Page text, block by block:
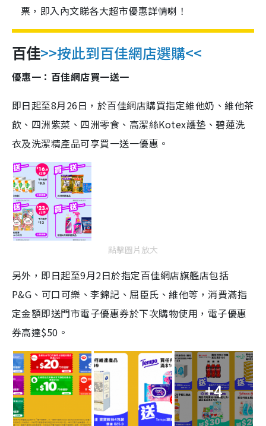
票，即入內文睇各大超市優惠詳情喇！
百佳>>按此到百佳網店選購<<
優惠一：百佳網店買一送一
即日起至8月26日，於百佳網店購買指定維他奶、維他茶
飲、四洲紫菜、四洲零食、高潔絲Kotex護墊、碧蓮洗
衣及洗潔精產品可享買一送一優惠。
點擊圖片放大
另外，即日起至9月2日於指定百佳網店旗艦店包括
P&G、可口可樂、李錦記、屈臣氏、維他等，消費滿指
定金額即送門市電子優惠券於下次購物使用，電子優惠
券高達$50。
+4